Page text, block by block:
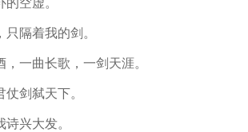
空虚。
隔着我的剑。
一曲长歌，一剑天涯。
剑弑天下。
兴大发。